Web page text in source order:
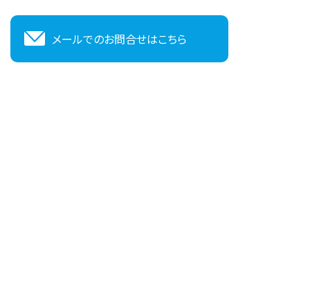
メールでのお問合せはこちら